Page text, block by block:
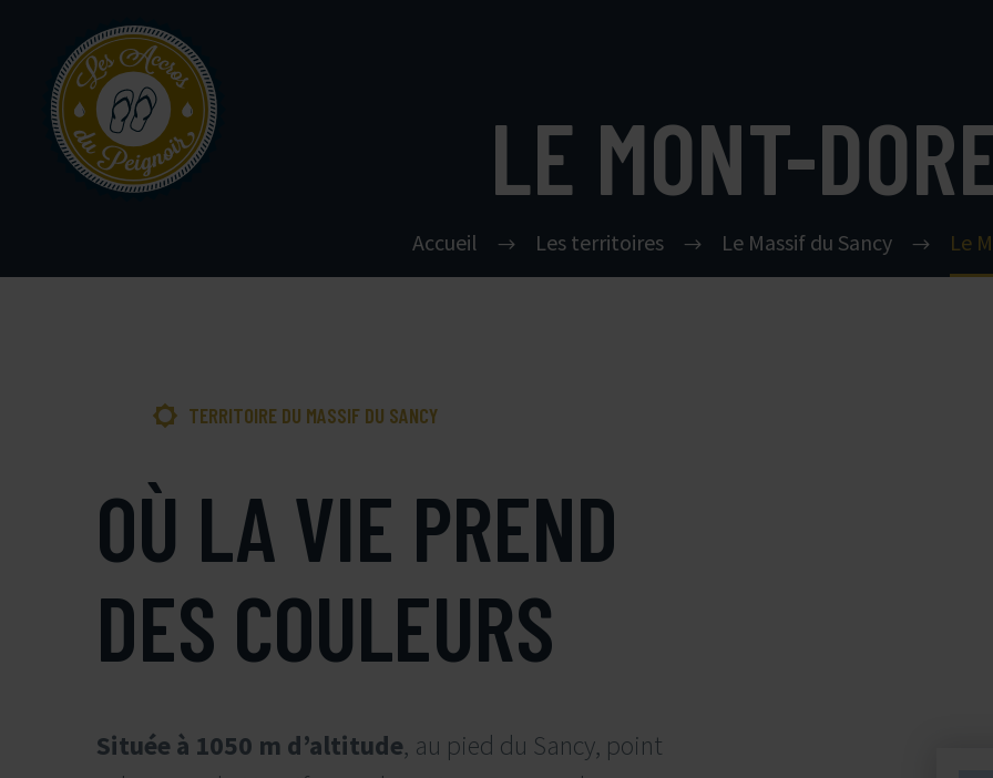
LE MONT-
Accueil Les territoires Le Massif du Sancy Le
 TERRITOIRE DU MASSIF DU SANCY
OÙ LA VIE PREND
DES COULEURS
Située à 1050 m d’altitude, au pied du Sancy, point